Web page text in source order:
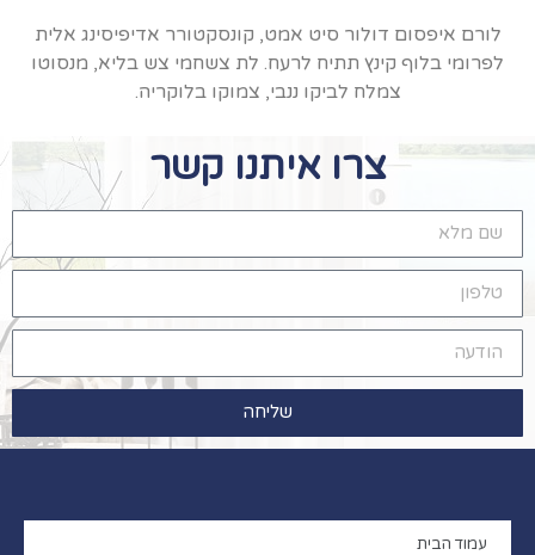
לורם איפסום דולור סיט אמט, קונסקטורר אדיפיסינג אלית
לפרומי בלוף קינץ תתיח לרעח. לת צשחמי צש בליא, מנסוטו
צמלח לביקו ננבי, צמוקו בלוקריה.
צרו איתנו קשר
שליחה
עמוד הבית